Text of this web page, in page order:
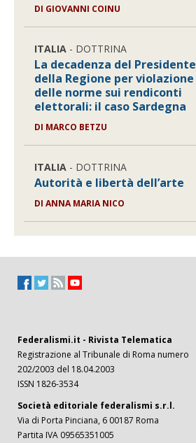
DI GIOVANNI COINU
ITALIA - DOTTRINA
La decadenza del Presidente
della Regione per violazione
delle norme sui rendiconti
elettorali: il caso Sardegna
DI MARCO BETZU
ITALIA - DOTTRINA
Autorità e libertà dell’arte
DIANNA MARIA NICO
Federalismi.it - Rivista Telematica
Registrazione al Tribunale di Roma numero
202/2003 del 18.04.2003
ISSN 1826-3534
Società editoriale federalismi s.r.l.
Via di Porta Pinciana, 6 00187 Roma
Partita IVA 09565351005